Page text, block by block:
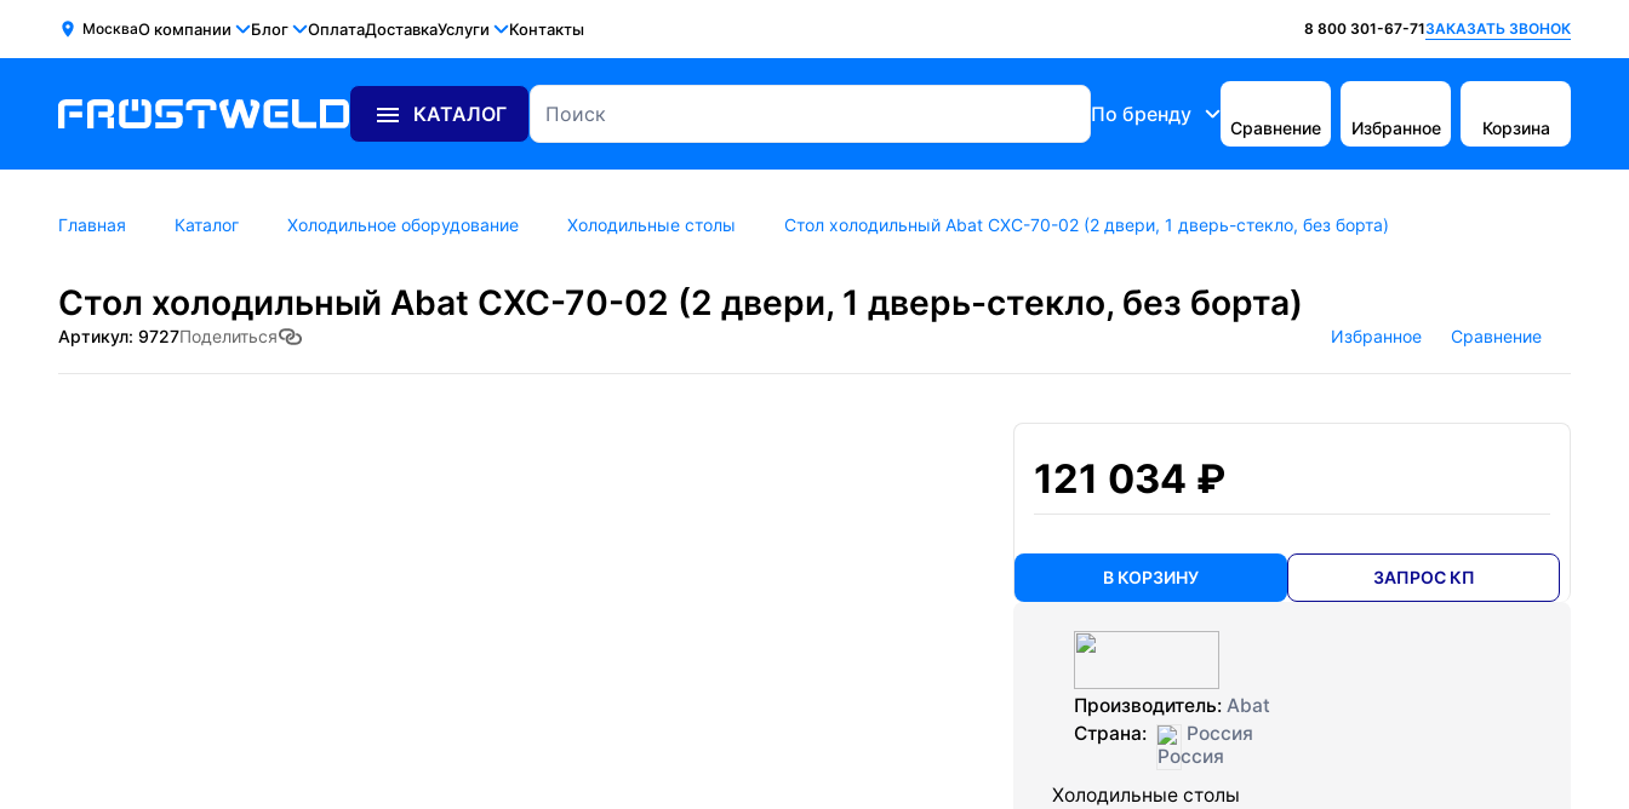
МоскваО компании Блог ОплатаДоставкаУслуги Контакты 8 800 301-67-71ЗАКАЗАТЬ ЗВОНОК
КАТАЛОГ По бренду
Сравнение Избранное Корзина
Главная Каталог Холодильное оборудование Холодильные столы Стол холодильный Abat СХС-70-02 (2 двери, 1 дверь-стекло, без борта)
Стол холодильный Abat СХС-70-02 (2 двери, 1 дверь-стекло, без борта)
Артикул: 9727Поделиться Избранное Сравнение
121 034 ₽
В КОРЗИНУ ЗАПРОС КП
Производитель: Abat
Страна:
Россия
Холодильные столы